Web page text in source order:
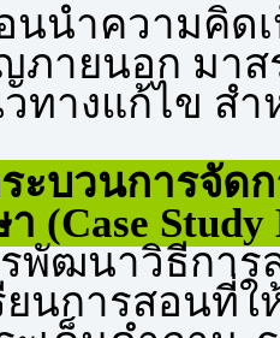
นนำความคิด
ภายนอก มา
ทางแก้ไข สำ
ะบวนการจัด
(Case Study
ฒนาวิธีการ
ยนการสอนที่ใ